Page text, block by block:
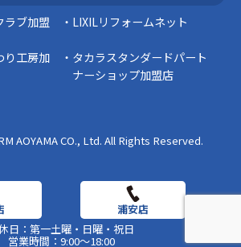
ンターホンが鳴っていた… 宅配便を受 …
ラブ加盟
LIXILリフォームネット
り工房加
タカラスタンダードパート
ナーショップ加盟店
AOYAMA CO., Ltd. All Rights Reserved.
日：第一土曜・日曜・祝日
営業時間：9:00～18:00